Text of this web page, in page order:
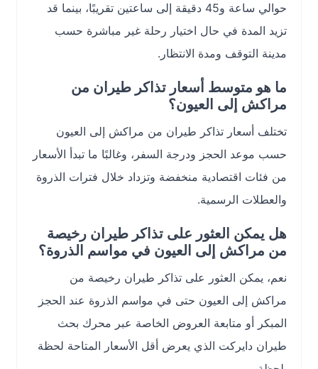
حوالي ساعة و45 دقيقة إلى ساعتين تقريبًا، بينما قد
تزيد المدة في حال اختيار رحلة غير مباشرة حسب
مدينة التوقف ومدة الانتظار.
ما هو متوسط أسعار تذاكر طيران من
مراكش إلى العيون؟
تختلف أسعار تذاكر طيران من مراكش إلى العيون
حسب موعد الحجز ودرجة السفر، وغالبًا ما تبدأ الأسعار
من فئات اقتصادية منخفضة وتزداد خلال فترات الذروة
والعطلات الرسمية.
هل يمكن العثور على تذاكر طيران رخيصة
من مراكش إلى العيون في مواسم الذروة؟
نعم، يمكن العثور على تذاكر طيران رخيصة من
مراكش إلى العيون حتى في مواسم الذروة عند الحجز
المبكر أو متابعة العروض الخاصة عبر محرك بحث
طيران دايركت الذي يعرض أقل الأسعار المتاحة لحظة